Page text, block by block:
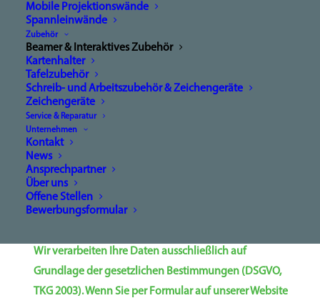
Mobile Projektionswände
Spannleinwände
Zubehör
Beamer & Interaktives Zubehör
Kartenhalter
Tafelzubehör
Schreib- und Arbeitszubehör & Zeichengeräte
Zeichengeräte
Service & Reparatur
Unternehmen
Kontakt
News
Ansprechpartner
Über uns
Offene Stellen
Bewerbungsformular
Vorname
Nachname*
E-Mail*
Wir verarbeiten Ihre Daten ausschließlich auf
Grundlage der gesetzlichen Bestimmungen (DSGVO,
TKG 2003). Wenn Sie per Formular auf unserer Website